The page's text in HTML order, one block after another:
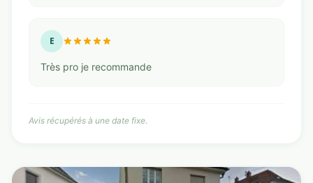
E
Très pro je recommande
Avis récupérés à une date fixe.